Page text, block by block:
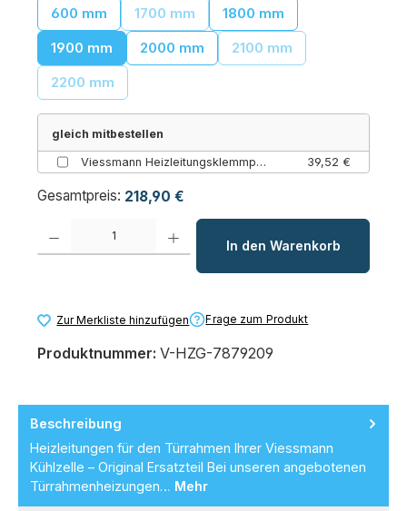
600 mm 1700 mm(Diese Option ist zurzeit nicht
1800 mm
1900 mm
2000 mm 2100 mm(Diese Option ist
2200 mm(Diese Option ist zurzeit nicht verfügbar.)
gleich mitbestellen
Viessmann Heizleitungsklemmprofil 39,52 €
Gesamtpreis: 218,90 €
Produkt Anzahl: Gib den gewünschten Wert ein oder benutze die
In den Warenkorb
Zur Merkliste hinzufügen Frage zum Produkt
Produktnummer: V-HZG-7879209
Beschreibung
Heizleitungen für den Türrahmen Ihrer Viessmann
Kühlzelle – Original Ersatzteil Bei unseren angebotenen
Türrahmenheizungen… Mehr